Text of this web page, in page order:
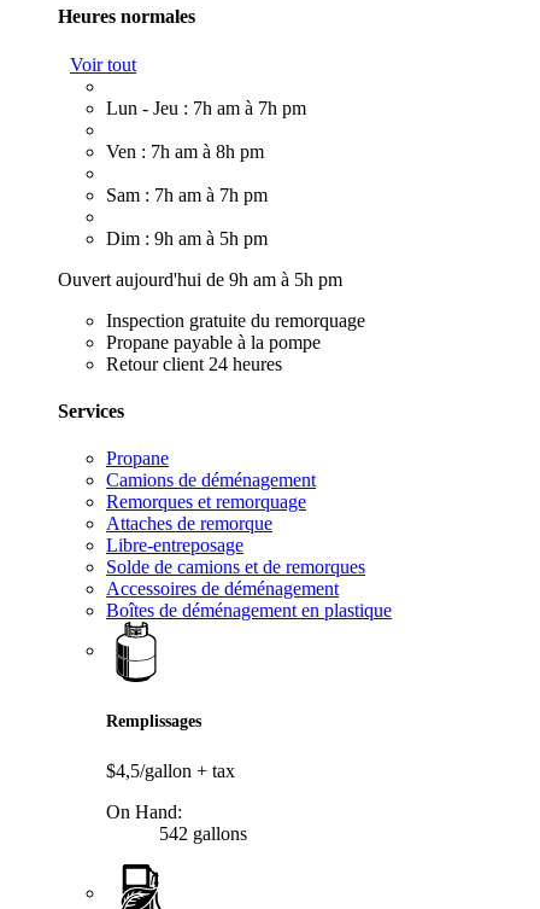
Heures normales
Voir tout
Lun - Jeu : 7h am à 7h pm
Ven : 7h am à 8h pm
Sam : 7h am à 7h pm
Dim : 9h am à 5h pm
Ouvert aujourd'hui de 9h am à 5h pm
Inspection gratuite du remorquage
Propane payable à la pompe
Retour client 24 heures
Services
Propane
Camions de déménagement
Remorques et remorquage
Attaches de remorque
Libre-entreposage
Solde de camions et de remorques
Accessoires de déménagement
Boîtes de déménagement en plastique
Remplissages
$4,5/gallon + tax
On Hand:
542 gallons